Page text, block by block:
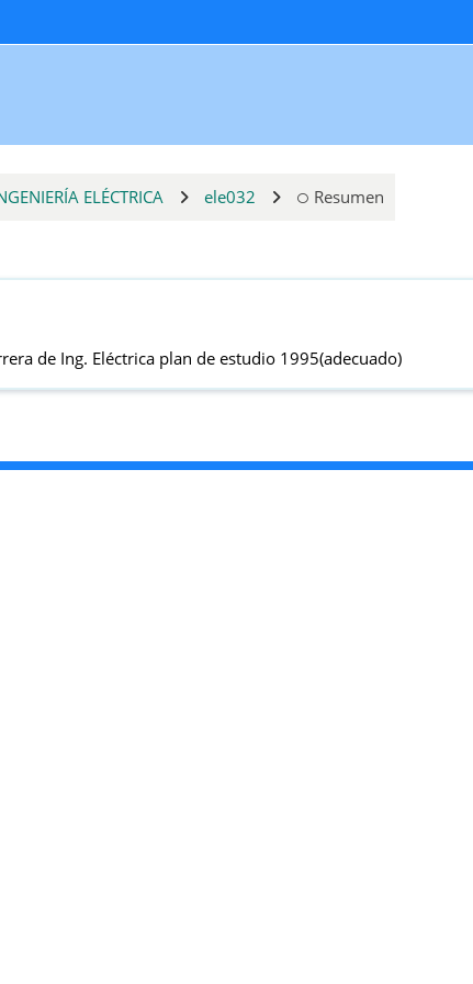
ELÉCTRICA ele032 Resumen
de Ing. Eléctrica plan de estudio 1995(adecuado)